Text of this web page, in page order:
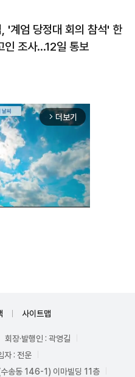
'계엄 당정대 회의 참석' 한
인 조사...12일 통보
arrow_forward_ios 더보기
사이트맵
회장·발행인 : 곽영길
자 : 전운
송동 146-1) 이마빌딩 11층